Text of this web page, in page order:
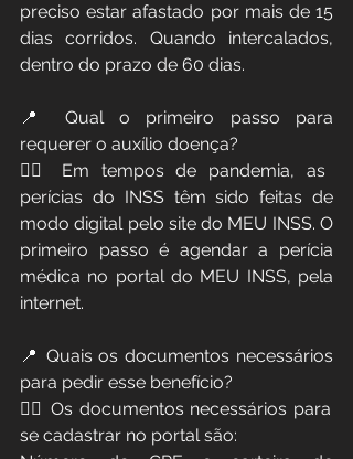
preciso estar afastado por mais de 15
dias corridos. Quando intercalados,
dentro do prazo de 60 dias.
📍 Qual o primeiro passo para
requerer o auxílio doença?
👉🏻 Em tempos de pandemia, as
perícias do INSS têm sido feitas de
modo digital pelo site do MEU INSS. O
primeiro passo é agendar a perícia
médica no portal do MEU INSS, pela
internet.
📍 Quais os documentos necessários
para pedir esse benefício?
👉🏻 Os documentos necessários para
se cadastrar no portal são: